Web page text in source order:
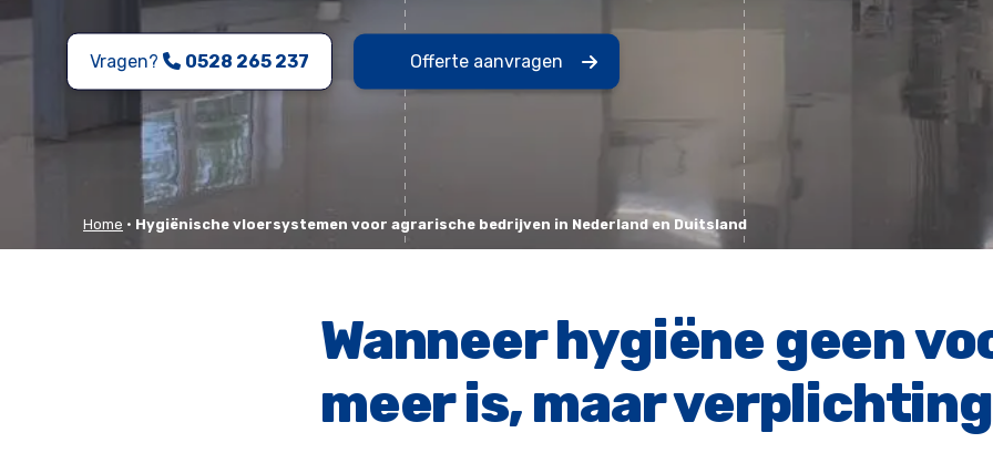
Vragen? 0528 265 237 Offerte aanvragen
Home • Hygiënische vloersystemen voor agrarische bedrijven in Nederland en Duitsland
Wanneer hygiëne geen
meer is, maar verplichting